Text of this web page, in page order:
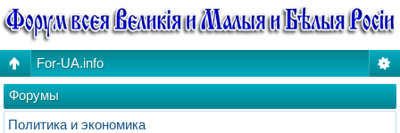
For-UA.info
Форумы
Политика и экономика